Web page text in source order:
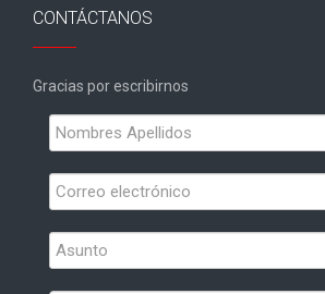
CONTÁCTANOS
Gracias por escribirnos